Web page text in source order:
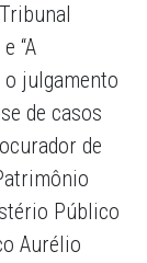
“A
julgamento
de casos
de
Público
Aurélio